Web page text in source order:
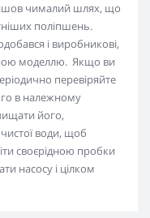
чималий шлях, що
поліпшень.
і виробникові,
моделлю. Якщо ви
перевіряйте
в належному
його,
води, щоб
своєрідною пробки
насосу і цілком